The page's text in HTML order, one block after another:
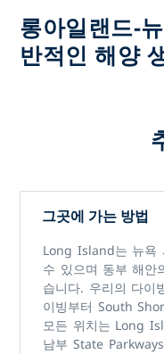
롱아일랜드-
반적인 해양
그곳에 가는 방법
Long Island는 뉴욕
수 있으며 동부 해안
습니다. 우리의 다
이빙부터 South
모든 위치는 Long
남부 State